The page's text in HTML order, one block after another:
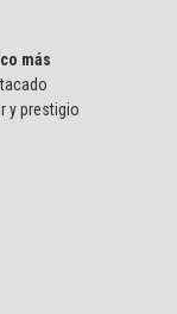
más
y prestigio